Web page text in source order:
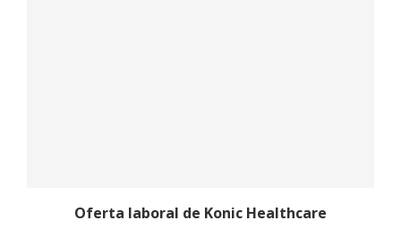
Oferta laboral de Konic Healthcare